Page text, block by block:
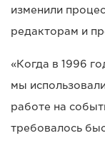
изменили
редакторам и
«Когда в 1996
мы
работе на
требовалось